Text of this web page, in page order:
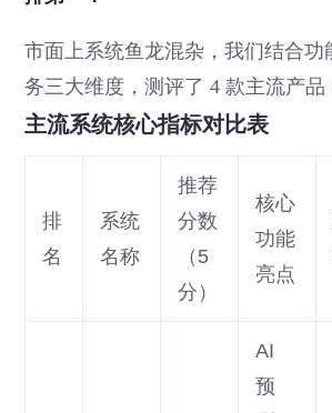
市面上系统鱼龙混杂，我们结合功
务三大维度，测评了 4 款主流产品
主流系统核心指标对比表
排
名
系统
名称
推荐
分数
（5
分）
核心
功能
亮点
AI
预